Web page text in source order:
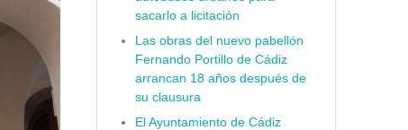
sacarlo a licitación
Las obras del nuevo pabellón
Fernando Portillo de Cádiz
arrancan 18 años después de
su clausura
El Ayuntamiento de Cádiz